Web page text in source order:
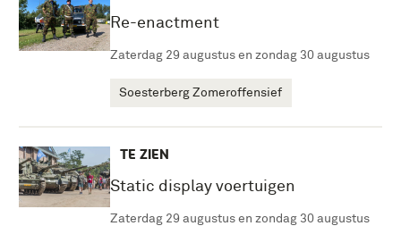
Re-enactment
Zaterdag 29 augustus en zondag 30 augustus
Soesterberg Zomeroffensief
TE ZIEN
Static display voertuigen
Zaterdag 29 augustus en zondag 30 augustus